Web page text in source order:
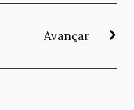
Avançar